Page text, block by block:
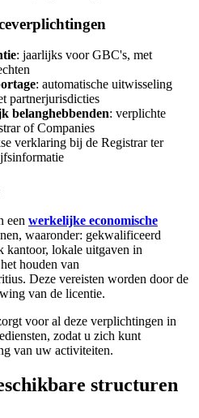
: jaarlijks voor GBC's, met
: automatische uitwisseling
partnerjurisdicties
belanghebbenden: verplichte
of Companies
verklaring bij de Registrar ter
een werkelijke economische
waaronder: gekwalificeerd
kantoor, lokale uitgaven in
houden van
Deze vereisten worden door de
van de licentie.
voor al deze verplichtingen in
zodat u zich kunt
van uw activiteiten.
structuren